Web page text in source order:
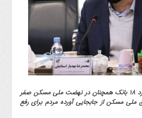
در حالی مطابق آمار عملکرد ۱۸ بانک همچنان در نهضت ملی مسکن صفر
مسکن از جابجایی آورده مردم برای رفع